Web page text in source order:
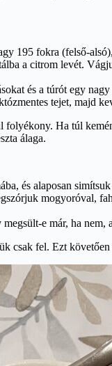
195 fokra (felső-
a citrom levét.
és a túrót egy
tejet, majd
Ha túl
álaga.
és alaposan
mogyoróval,
e már, ha
csak fel. Ezt